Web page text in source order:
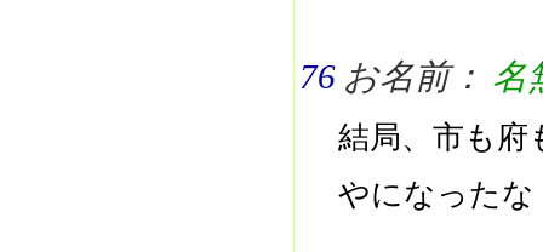
76 お名前： 名
結局、市も府
やになったな